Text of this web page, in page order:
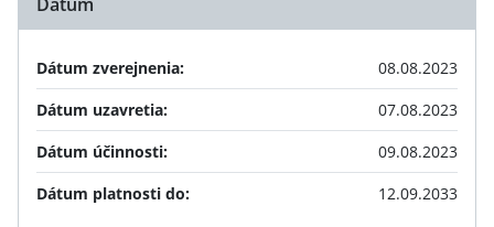
Dátum zverejnenia:
08.08.2023
Dátum uzavretia:
07.08.2023
Dátum účinnosti:
09.08.2023
Dátum platnosti do:
12.09.2033